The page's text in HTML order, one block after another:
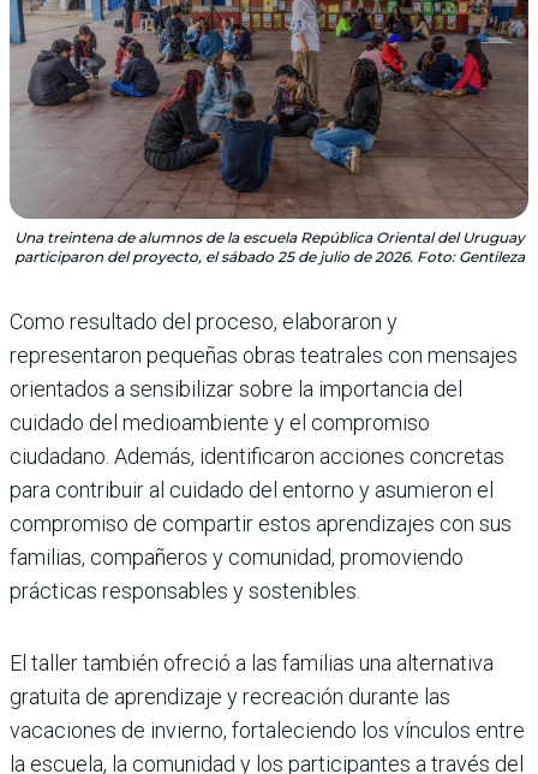
Una treintena de alumnos de la escuela República Oriental del Uruguay
participaron del proyecto, el sábado 25 de julio de 2026. Foto: Gentileza
Como resultado del proceso, elaboraron y
representaron pequeñas obras teatrales con mensajes
orientados a sensibilizar sobre la importancia del
cuidado del medioambiente y el compromiso
ciudadano. Además, identificaron acciones concretas
para contribuir al cuidado del entorno y asumieron el
compromiso de compartir estos aprendizajes con sus
familias, compañeros y comunidad, promoviendo
prácticas responsables y sostenibles.
El taller también ofreció a las familias una alternativa
gratuita de aprendizaje y recreación durante las
vacaciones de invierno, fortaleciendo los vínculos entre
la escuela, la comunidad y los participantes a través del